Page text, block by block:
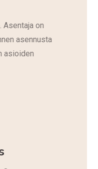
Asentaja on
asennusta
asioiden